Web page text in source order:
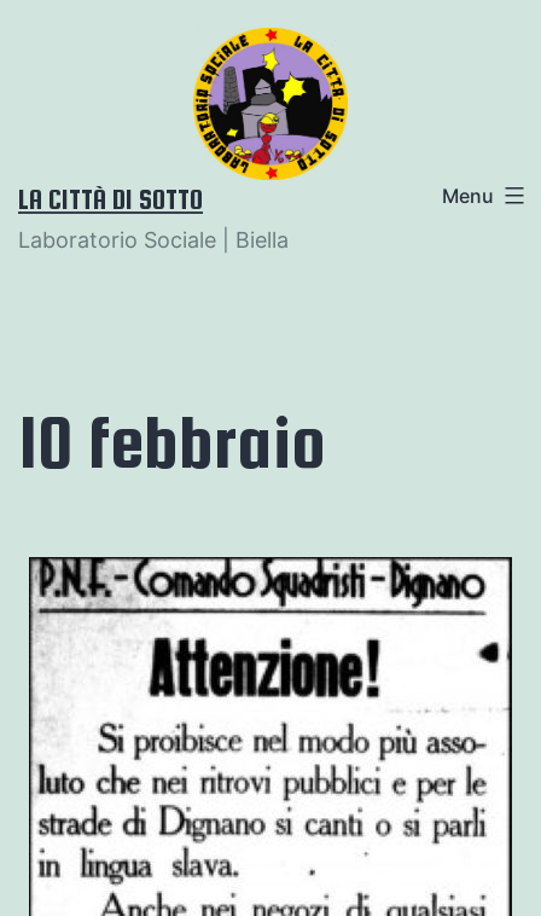
LA CITTÀ DI SOTTO
Laboratorio Sociale | Biella
Menu
10 febbraio